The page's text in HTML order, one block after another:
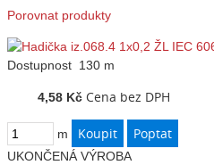
Porovnat produkty
Dostupnost 130 m
4,58 Kč Cena bez DPH
m
UKONČENÁ VÝROBA